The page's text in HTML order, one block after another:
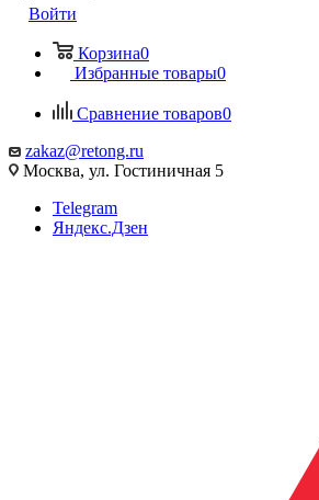
Войти
Корзина0
Избранные товары0
Сравнение товаров0
zakaz@retong.ru
Москва, ул. Гостиничная 5
Telegram
Яндекс.Дзен